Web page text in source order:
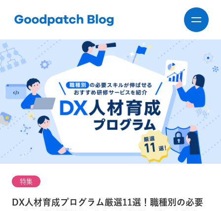
特集
DX人材育成プログラム厳選11選！職種別の必要